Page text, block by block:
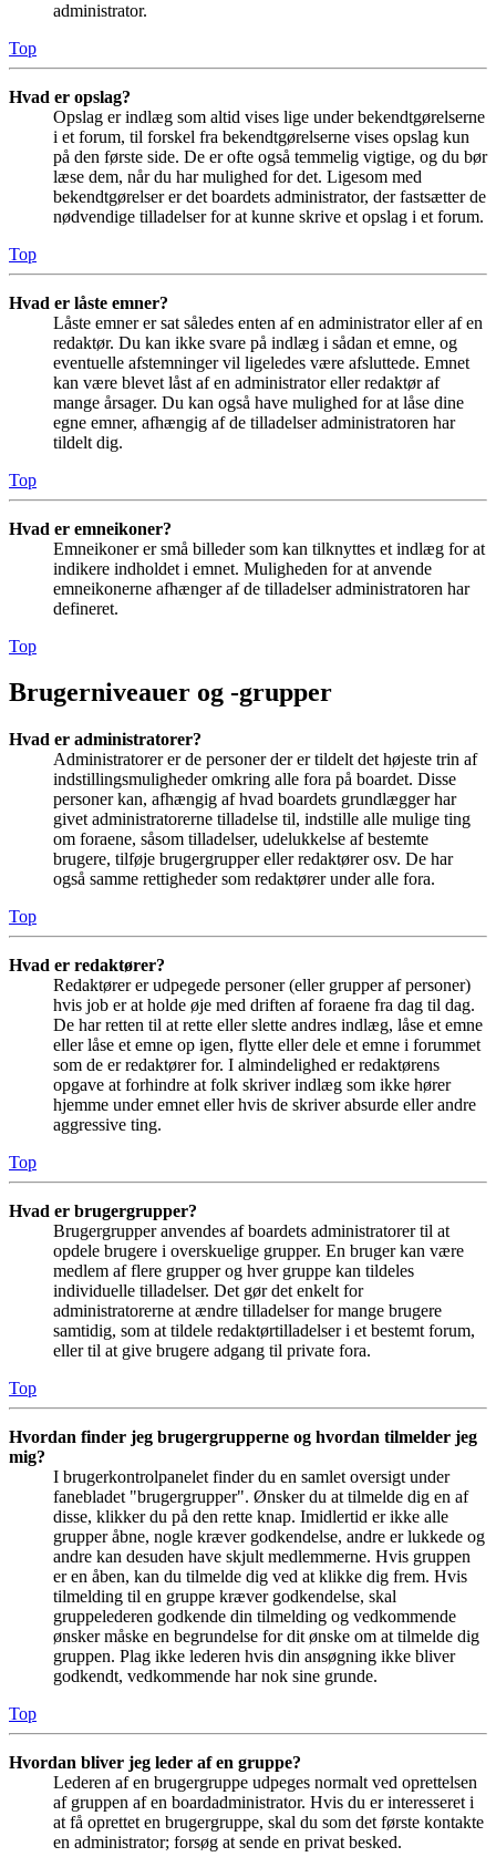
administrator.
Top
Hvad er opslag?
Opslag er indlæg som altid vises lige under bekendtgørelserne
i et forum, til forskel fra bekendtgørelserne vises opslag kun
på den første side. De er ofte også temmelig vigtige, og du bør
læse dem, når du har mulighed for det. Ligesom med
bekendtgørelser er det boardets administrator, der fastsætter de
nødvendige tilladelser for at kunne skrive et opslag i et forum.
Top
Hvad er låste emner?
Låste emner er sat således enten af en administrator eller af en
redaktør. Du kan ikke svare på indlæg i sådan et emne, og
eventuelle afstemninger vil ligeledes være afsluttede. Emnet
kan være blevet låst af en administrator eller redaktør af
mange årsager. Du kan også have mulighed for at låse dine
egne emner, afhængig af de tilladelser administratoren har
tildelt dig.
Top
Hvad er emneikoner?
Emneikoner er små billeder som kan tilknyttes et indlæg for at
indikere indholdet i emnet. Muligheden for at anvende
emneikonerne afhænger af de tilladelser administratoren har
defineret.
Top
Brugerniveauer og -grupper
Hvad er administratorer?
Administratorer er de personer der er tildelt det højeste trin af
indstillingsmuligheder omkring alle fora på boardet. Disse
personer kan, afhængig af hvad boardets grundlægger har
givet administratorerne tilladelse til, indstille alle mulige ting
om foraene, såsom tilladelser, udelukkelse af bestemte
brugere, tilføje brugergrupper eller redaktører osv. De har
også samme rettigheder som redaktører under alle fora.
Top
Hvad er redaktører?
Redaktører er udpegede personer (eller grupper af personer)
hvis job er at holde øje med driften af foraene fra dag til dag.
De har retten til at rette eller slette andres indlæg, låse et emne
eller låse et emne op igen, flytte eller dele et emne i forummet
som de er redaktører for. I almindelighed er redaktørens
opgave at forhindre at folk skriver indlæg som ikke hører
hjemme under emnet eller hvis de skriver absurde eller andre
aggressive ting.
Top
Hvad er brugergrupper?
Brugergrupper anvendes af boardets administratorer til at
opdele brugere i overskuelige grupper. En bruger kan være
medlem af flere grupper og hver gruppe kan tildeles
individuelle tilladelser. Det gør det enkelt for
administratorerne at ændre tilladelser for mange brugere
samtidig, som at tildele redaktørtilladelser i et bestemt forum,
eller til at give brugere adgang til private fora.
Top
Hvordan finder jeg brugergrupperne og hvordan tilmelder jeg
mig?
I brugerkontrolpanelet finder du en samlet oversigt under
fanebladet "brugergrupper". Ønsker du at tilmelde dig en af
disse, klikker du på den rette knap. Imidlertid er ikke alle
grupper åbne, nogle kræver godkendelse, andre er lukkede og
andre kan desuden have skjult medlemmerne. Hvis gruppen
er en åben, kan du tilmelde dig ved at klikke dig frem. Hvis
tilmelding til en gruppe kræver godkendelse, skal
gruppelederen godkende din tilmelding og vedkommende
ønsker måske en begrundelse for dit ønske om at tilmelde dig
gruppen. Plag ikke lederen hvis din ansøgning ikke bliver
godkendt, vedkommende har nok sine grunde.
Top
Hvordan bliver jeg leder af en gruppe?
Lederen af en brugergruppe udpeges normalt ved oprettelsen
af gruppen af en boardadministrator. Hvis du er interesseret i
at få oprettet en brugergruppe, skal du som det første kontakte
en administrator; forsøg at sende en privat besked.